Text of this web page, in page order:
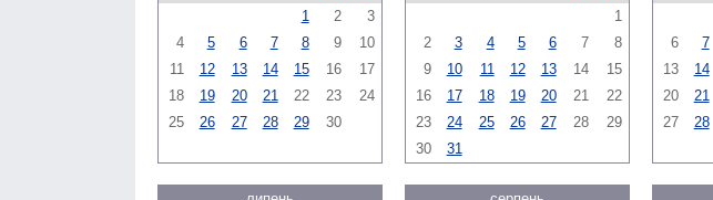
1
2
3
4
5 6 7 8 9
10
11
12 13 14 15 16
17
18
19 20 21 22 23
24
25
26 27 28 29 30
1
2
3 4 5 6 7
8
9
10 11 12 13 14
15
16
17 18 19 20 21
22
23
24 25 26 27 28
29
30
31
6
7
13
14
20
21
27
28